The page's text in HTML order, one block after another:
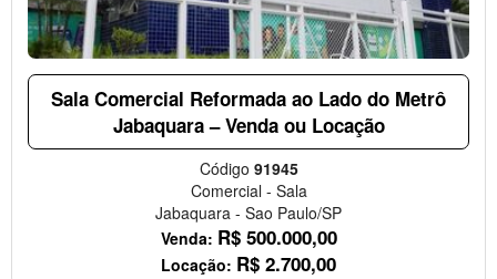
Sala Comercial Reformada ao Lado do Metrô
Jabaquara – Venda ou Locação
Código 91945
Comercial - Sala
Jabaquara - Sao Paulo/SP
Venda: R$ 500.000,00
Locação: R$ 2.700,00